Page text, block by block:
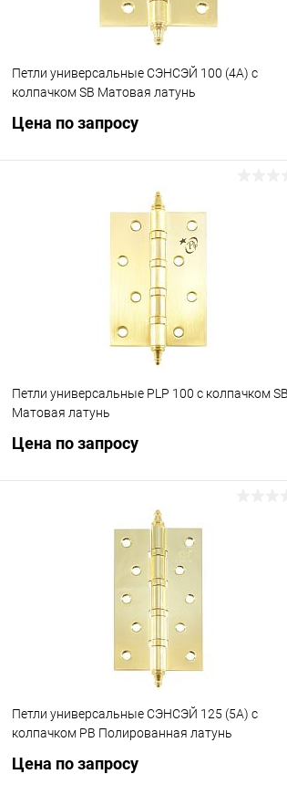
Петли универсальные СЭНСЭЙ 100 (4A) с
колпачком SB Матовая латунь
Цена по запросу
Запросить цену
Сравнение
Петли универсальные PLP 100 с колпачком SB
Матовая латунь
Цена по запросу
Запросить цену
В наличии
Петли универсальные СЭНСЭЙ 125 (5A) с
колпачком PB Полированная латунь
Цена по запросу